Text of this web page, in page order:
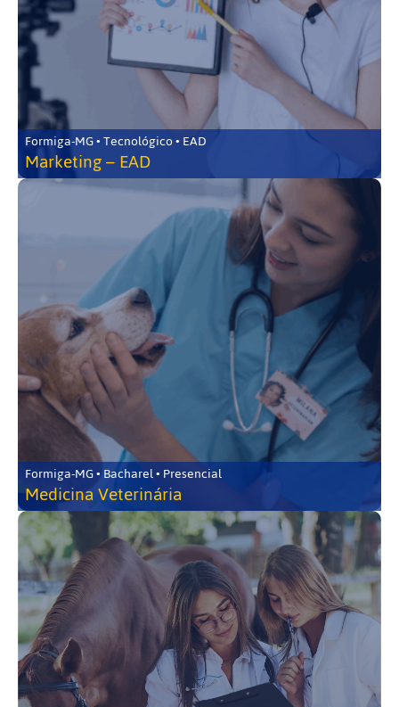
Formiga-MG • Tecnológico • EAD
Marketing – EAD
Formiga-MG • Bacharel • Presencial
Medicina Veterinária